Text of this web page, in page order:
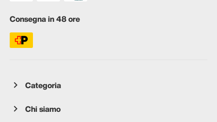
Consegna in 48 ore
Categoria
Chi siamo